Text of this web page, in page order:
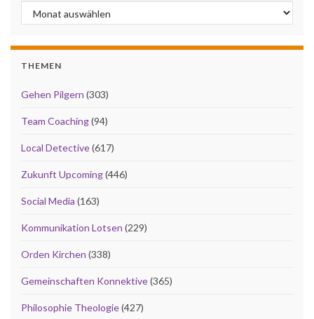
Archiv
THEMEN
Gehen Pilgern (303)
Team Coaching(94)
Local Detective(617)
Zukunft Upcoming(446)
Social Media (163)
Kommunikation Lotsen (229)
Orden Kirchen (338)
Gemeinschaften Konnektive(365)
Philosophie Theologie(427)